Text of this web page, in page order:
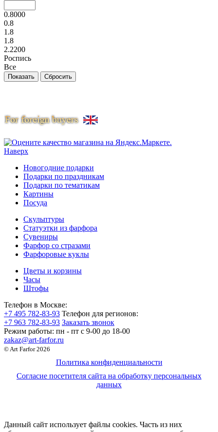
0.8000
0.8
1.8
1.8
2.2200
Роспись
Все
Наверх
Новогодние подарки
Подарки по праздникам
Подарки по тематикам
Картины
Посуда
Скульптуры
Статуэтки из фарфора
Сувениры
Фарфор со стразами
Фарфоровые куклы
Цветы и корзины
Часы
Штофы
Телефон в Москве:
+7 495 782-83-93 Телефон для регионов:
+7 963 782-83-93 Заказать звонок
Режим работы: пн - пт c 9-00 до 18-00
zakaz@art-farfor.ru
© Art Farfor 2026
Политика конфиденциальности
Согласие посетителя сайта на обработку персональных
данных
Данный сайт использует файлы cookies. Часть из них